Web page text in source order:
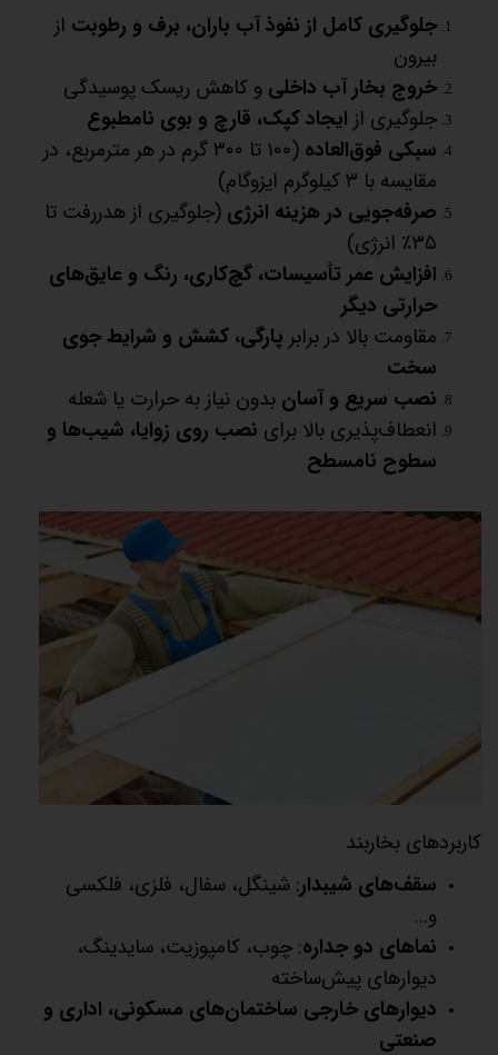
جلوگیری کامل از نفوذ آب باران، برف و رطوبت از
بیرون
خروج بخار آب داخلی و کاهش ریسک پوسیدگی
جلوگیری از ایجاد کپک، قارچ و بوی نامطبوع
سبکی فوق‌العاده
(۱۰۰ تا ۳۰۰ گرم در هر مترمربع، در
مقایسه با ۳ کیلوگرم ایزوگام)
صرفه‌جویی در هزینه انرژی (جلوگیری از هدررفت تا
۳۵٪ انرژی)
افزایش عمر تأسیسات، گچ‌کاری، رنگ و عایق‌های
حرارتی دیگر
مقاومت بالا در برابر پارگی، کشش و شرایط جوی
سخت
نصب سریع و آسان بدون نیاز به حرارت یا شعله
انعطاف‌پذیری بالا برای نصب روی زوایا، شیب‌ها و
سطوح نامسطح
کاربردهای بخاربند
سقف‌های شیبدار: شینگل، سفال، فلزی، فلکسی
و...
نماهای دو جداره: چوب، کامپوزیت، سایدینگ،
دیوارهای پیش‌ساخته
دیوارهای خارجی ساختمان‌های مسکونی، اداری و
صنعتی